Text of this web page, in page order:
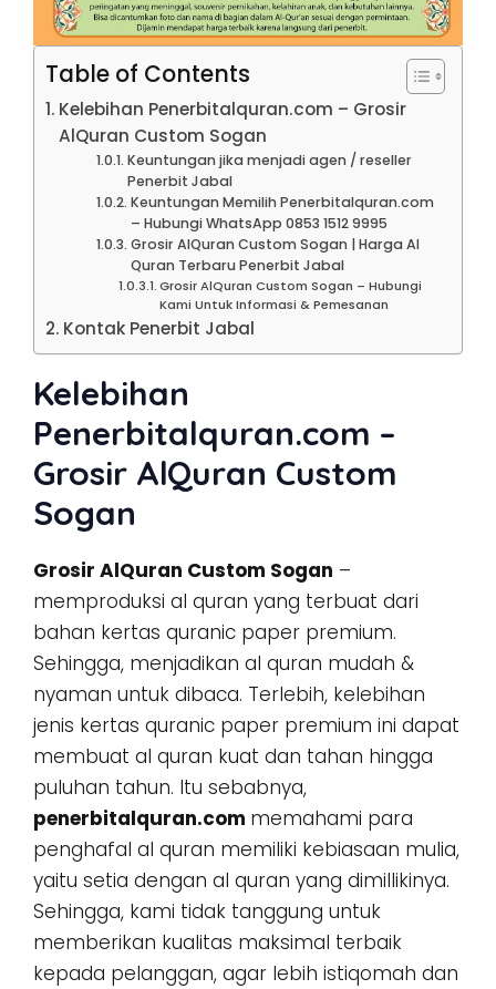
Table of Contents
Kelebihan Penerbitalquran.com – Grosir
AlQuran Custom Sogan
Keuntungan jika menjadi agen / reseller
Penerbit Jabal
Keuntungan Memilih Penerbitalquran.com
– Hubungi WhatsApp 0853 1512 9995
Grosir AlQuran Custom Sogan | Harga Al
Quran Terbaru Penerbit Jabal
Grosir AlQuran Custom Sogan – Hubungi
Kami Untuk Informasi & Pemesanan
Kontak Penerbit Jabal
Kelebihan
Penerbitalquran.com –
Grosir AlQuran Custom
Sogan
Grosir AlQuran Custom Sogan –
memproduksi al quran yang terbuat dari
bahan kertas quranic paper premium.
Sehingga, menjadikan al quran mudah &
nyaman untuk dibaca. Terlebih, kelebihan
jenis kertas quranic paper premium ini dapat
membuat al quran kuat dan tahan hingga
puluhan tahun. Itu sebabnya,
penerbitalquran.com memahami para
penghafal al quran memiliki kebiasaan mulia,
yaitu setia dengan al quran yang dimillikinya.
Sehingga, kami tidak tanggung untuk
memberikan kualitas maksimal terbaik
kepada pelanggan, agar lebih istiqomah dan